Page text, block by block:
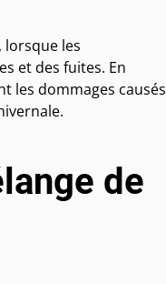
lorsque les
et des fuites. En
les dommages causés
de